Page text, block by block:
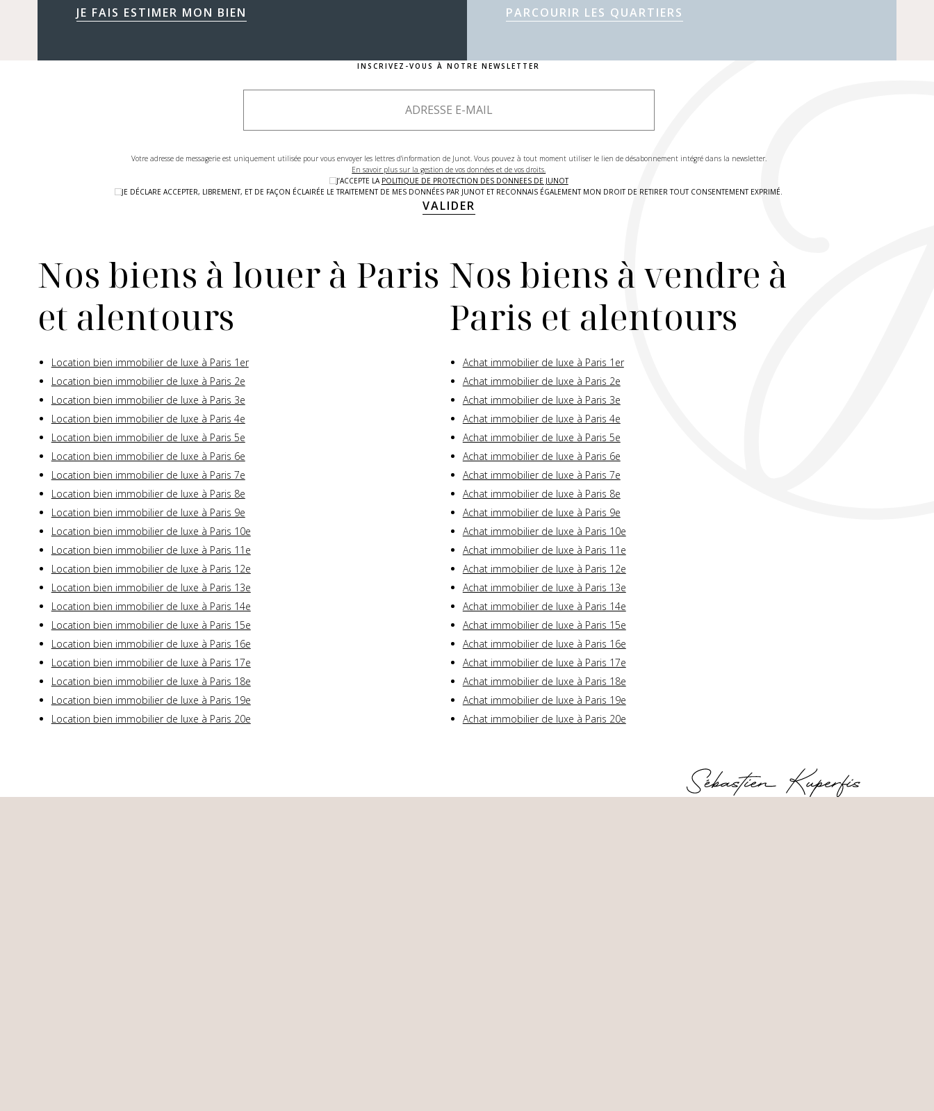
JE FAIS ESTIMER MON BIEN PARCOURIR LES QUARTIERS
INSCRIVEZ-VOUS À NOTRE NEWSLETTER
Votre adresse de messagerie est uniquement utilisée pour vous envoyer les lettres d'information de Junot. Vous pouvez à tout moment utiliser le lien de désabonnement intégré dans la newsletter.
En savoir plus sur la gestion de vos données et de vos droits.
J’ACCEPTE LA POLITIQUE DE PROTECTION DES DONNEES DE JUNOT
JE DÉCLARE ACCEPTER, LIBREMENT, ET DE FAÇON ÉCLAIRÉE LE TRAITEMENT DE MES DONNÉES PAR JUNOT ET RECONNAIS ÉGALEMENT MON DROIT DE RETIRER TOUT CONSENTEMENT EXPRIMÉ.
VALIDER
Nos biens à louer à Paris
et alentours
Location bien immobilier de luxe à Paris 1er
Location bien immobilier de luxe à Paris 2e
Location bien immobilier de luxe à Paris 3e
Location bien immobilier de luxe à Paris 4e
Location bien immobilier de luxe à Paris 5e
Location bien immobilier de luxe à Paris 6e
Location bien immobilier de luxe à Paris 7e
Location bien immobilier de luxe à Paris 8e
Location bien immobilier de luxe à Paris 9e
Location bien immobilier de luxe à Paris 10e
Location bien immobilier de luxe à Paris 11e
Location bien immobilier de luxe à Paris 12e
Location bien immobilier de luxe à Paris 13e
Location bien immobilier de luxe à Paris 14e
Location bien immobilier de luxe à Paris 15e
Location bien immobilier de luxe à Paris 16e
Location bien immobilier de luxe à Paris 17e
Location bien immobilier de luxe à Paris 18e
Location bien immobilier de luxe à Paris 19e
Location bien immobilier de luxe à Paris 20e
Nos biens à vendre à
Paris et alentours
Achat immobilier de luxe à Paris 1er
Achat immobilier de luxe à Paris 2e
Achat immobilier de luxe à Paris 3e
Achat immobilier de luxe à Paris 4e
Achat immobilier de luxe à Paris 5e
Achat immobilier de luxe à Paris 6e
Achat immobilier de luxe à Paris 7e
Achat immobilier de luxe à Paris 8e
Achat immobilier de luxe à Paris 9e
Achat immobilier de luxe à Paris 10e
Achat immobilier de luxe à Paris 11e
Achat immobilier de luxe à Paris 12e
Achat immobilier de luxe à Paris 13e
Achat immobilier de luxe à Paris 14e
Achat immobilier de luxe à Paris 15e
Achat immobilier de luxe à Paris 16e
Achat immobilier de luxe à Paris 17e
Achat immobilier de luxe à Paris 18e
Achat immobilier de luxe à Paris 19e
Achat immobilier de luxe à Paris 20e